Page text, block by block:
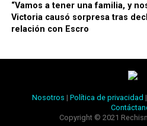
“Vamos a tener una familia, y
Victoria causó sorpresa tras
relación con Escro
Nosotros | Política de privacidad |
Copyright © 2021